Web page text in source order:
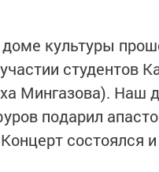
культуры
студентов
Мингазова). Наш
подарил
состоялся